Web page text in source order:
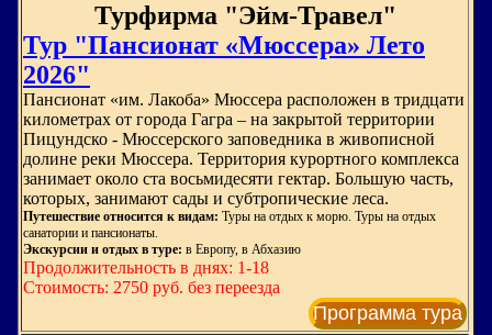
Турфирма "Эйм-Травел"
Тур "Пансионат «Мюссера» Лето
2026"
Пансионат «им. Лакоба» Мюссера расположен в тридцати
километрах от города Гагра – на закрытой территории
Пицундско - Мюссерского заповедника в живописной
долине реки Мюссера. Территория курортного комплекса
занимает около ста восьмидесяти гектар. Большую часть,
которых, занимают сады и субтропические леса.
Путешествие относится к видам: Туры на отдых к морю. Туры на отдых
санатории и пансионаты.
Экскурсии и отдых в туре: в Европу, в Абхазию
Продолжительность в днях: 1-18
Стоимость: 2750 руб. без переезда
Программа тура